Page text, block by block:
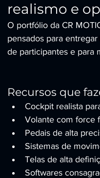
realismo e
O portfólio da CR
pensados para
de participantes e para
Recursos que
Cockpit realista
Volante com force
Pedais de alta
Sistemas de
Telas de alta
Softwares